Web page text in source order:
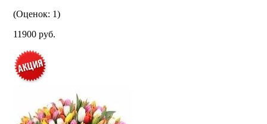
(Оценок: 1)
11900 руб.